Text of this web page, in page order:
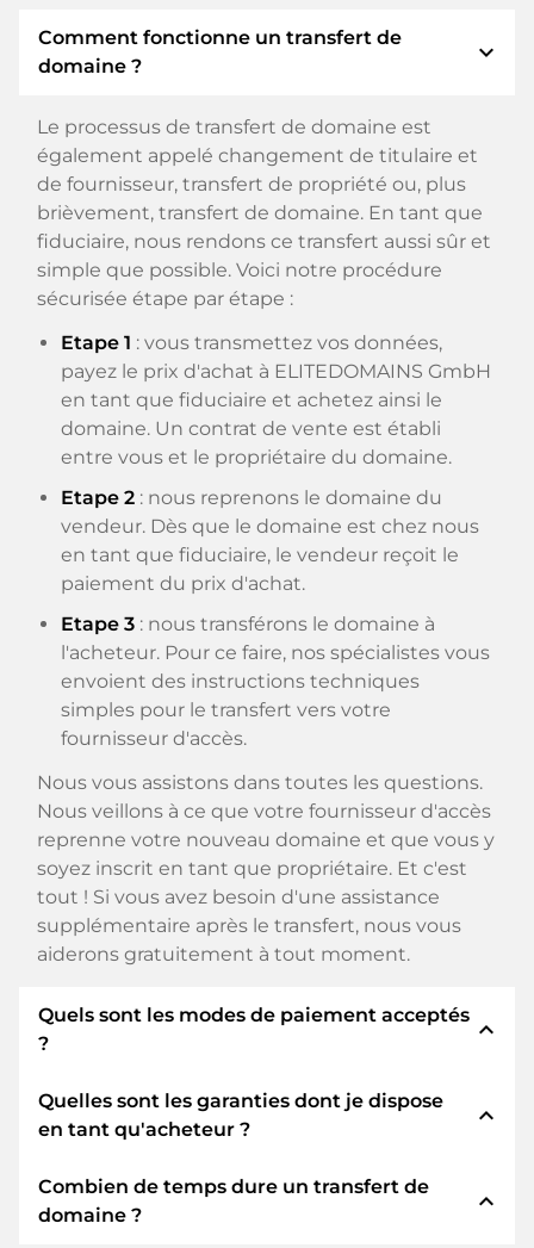
Comment fonctionne un transfert de
domaine ?
expand_more
Le processus de transfert de domaine est
également appelé changement de titulaire et
de fournisseur, transfert de propriété ou, plus
brièvement, transfert de domaine. En tant que
fiduciaire, nous rendons ce transfert aussi sûr et
simple que possible. Voici notre procédure
sécurisée étape par étape :
Etape 1 : vous transmettez vos données,
payez le prix d'achat à ELITEDOMAINS GmbH
en tant que fiduciaire et achetez ainsi le
domaine. Un contrat de vente est établi
entre vous et le propriétaire du domaine.
Etape 2 : nous reprenons le domaine du
vendeur. Dès que le domaine est chez nous
en tant que fiduciaire, le vendeur reçoit le
paiement du prix d'achat.
Etape 3 : nous transférons le domaine à
l'acheteur. Pour ce faire, nos spécialistes vous
envoient des instructions techniques
simples pour le transfert vers votre
fournisseur d'accès.
Nous vous assistons dans toutes les questions.
Nous veillons à ce que votre fournisseur d'accès
reprenne votre nouveau domaine et que vous y
soyez inscrit en tant que propriétaire. Et c'est
tout ! Si vous avez besoin d'une assistance
supplémentaire après le transfert, nous vous
aiderons gratuitement à tout moment.
Quels sont les modes de paiement acceptés
?
expand_less
Nous utilisons SEPA comme paiement anticipé
et utilisons STRIPE comme prestataire de
paiement disponibles tels que : Cartes de crédit,
PayPal, Klarna, ApplePay, GooglePay, Alipay ou
Quelles sont les garanties dont je dispose
en tant qu'acheteur ?
expand_less
En tant qu'acheteur, nous vous garantissons
toujours les sécurités suivantes. Nous nous en
Combien de temps dure un transfert de
domaine ?
expand_less